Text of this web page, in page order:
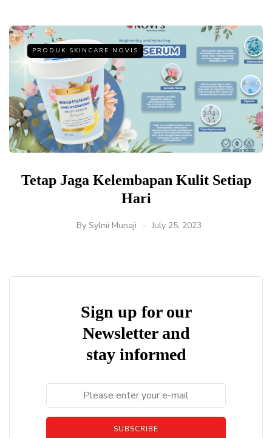
PRODUK SKINCARE NOVIS
Tetap Jaga Kelembapan Kulit Setiap
Hari
By Sylmi Munaji July 25, 2023
Sign up for our
Newsletter and
stay informed
SUBSCRIBE